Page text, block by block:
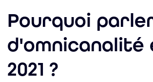
Pourquoi
d'omnicanalité
2021 ?